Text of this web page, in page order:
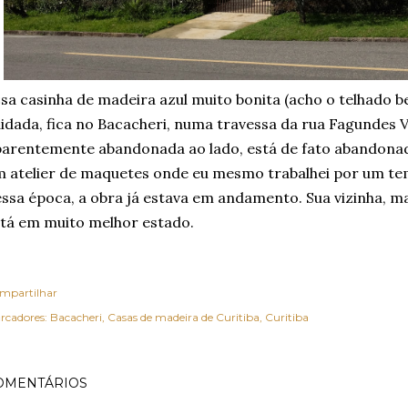
casinha de madeira azul muito bonita (acho o telhado
fica no Bacacheri, numa travessa da rua Fagundes
abandonada ao lado, está de fato
atelier de maquetes onde eu mesmo trabalhei por um
época, a obra já estava em andamento. Sua vizinha,
em muito melhor estado.
Bacacheri Casas de madeira de Curitiba Curitiba